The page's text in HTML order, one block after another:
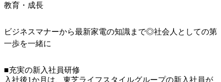
教育・成長
ビジネスマナーから最新家電の知識まで◎社会人としての第
一歩を一緒に
■充実の新入社員研修
入社後1か月は、東芝ライフスタイルグループの新入社員が